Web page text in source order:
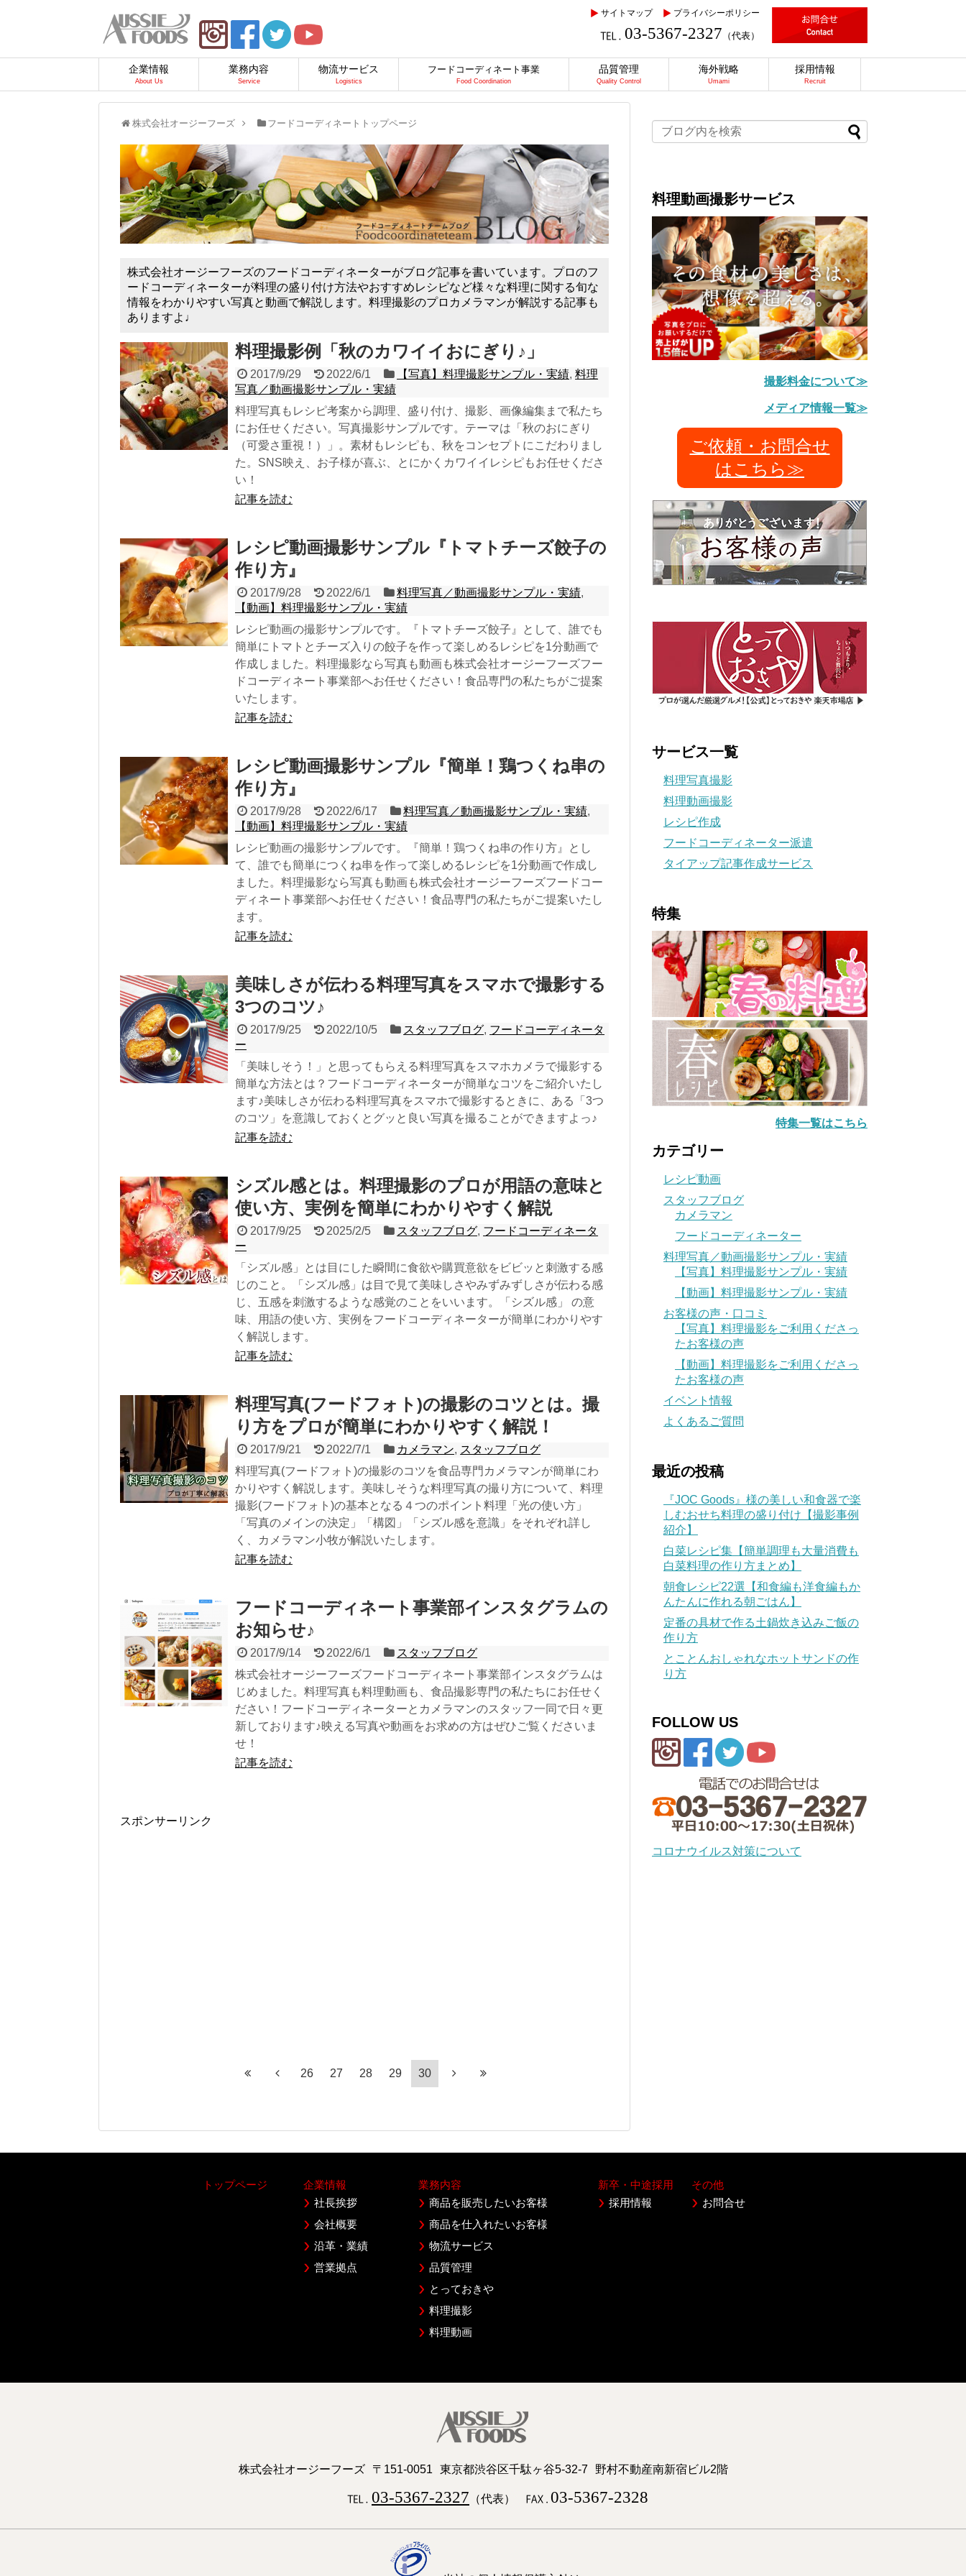
サイトマップ プライバシーポリシー
03-5367-2327 （代表）
企業情報
About Us
業務内容
Service
物流サービス
Logistics
フードコーディネート事業
Food Coordination
品質管理
Quality Control
海外戦略
Umami
採用情報
Recruit
株式会社オージーフーズ フードコーディネートトップページ
株式会社オージーフーズのフードコーディネーターがブログ記事を書いています。プロのフ
ードコーディネーターが料理の盛り付け方法やおすすめレシピなど様々な料理に関する旬な
情報をわかりやすい写真と動画で解説します。料理撮影のプロカメラマンが解説する記事も
ありますよ♩
料理撮影例「秋のカワイイおにぎり♪」
2017/9/29 2022/6/1 【写真】料理撮影サンプル・実績,料理
写真／動画撮影サンプル・実績
料理写真もレシピ考案から調理、盛り付け、撮影、画像編集まで私たち
にお任せください。写真撮影サンプルです。テーマは「秋のおにぎり
（可愛さ重視！）」。素材もレシピも、秋をコンセプトにこだわりまし
た。SNS映え、お子様が喜ぶ、とにかくカワイイレシピもお任せくださ
い！
記事を読む
レシピ動画撮影サンプル『トマトチーズ餃子の
作り方』
2017/9/28 2022/6/1 料理写真／動画撮影サンプル・実績,
【動画】料理撮影サンプル・実績
レシピ動画の撮影サンプルです。『トマトチーズ餃子』として、誰でも
簡単にトマトとチーズ入りの餃子を作って楽しめるレシピを1分動画で
作成しました。料理撮影なら写真も動画も株式会社オージーフーズフー
ドコーディネート事業部へお任せください！食品専門の私たちがご提案
いたします。
記事を読む
レシピ動画撮影サンプル『簡単！鶏つくね串の
作り方』
2017/9/28 2022/6/17 料理写真／動画撮影サンプル・実績,
【動画】料理撮影サンプル・実績
レシピ動画の撮影サンプルです。『簡単！鶏つくね串の作り方』とし
て、誰でも簡単につくね串を作って楽しめるレシピを1分動画で作成し
ました。料理撮影なら写真も動画も株式会社オージーフーズフードコー
ディネート事業部へお任せください！食品専門の私たちがご提案いたし
ます。
記事を読む
美味しさが伝わる料理写真をスマホで撮影する
3つのコツ♪
2017/9/25 2022/10/5 スタッフブログ, フードコーディネータ
ー
「美味しそう！」と思ってもらえる料理写真をスマホカメラで撮影する
簡単な方法とは？フードコーディネーターが簡単なコツをご紹介いたし
ます♪美味しさが伝わる料理写真をスマホで撮影するときに、ある「3つ
のコツ」を意識しておくとグッと良い写真を撮ることができますよっ♪
記事を読む
シズル感とは。料理撮影のプロが用語の意味と
使い方、実例を簡単にわかりやすく解説
2017/9/25 2025/2/5 スタッフブログ, フードコーディネータ
ー
「シズル感」とは目にした瞬間に食欲や購買意欲をビビッと刺激する感
じのこと。「シズル感」は目で見て美味しさやみずみずしさが伝わる感
じ、五感を刺激するような感覚のことをいいます。「シズル感」 の意
味、用語の使い方、実例をフードコーディネーターが簡単にわかりやす
く解説します。
記事を読む
料理写真(フードフォト)の撮影のコツとは。撮
り方をプロが簡単にわかりやすく解説！
2017/9/21 2022/7/1 カメラマン, スタッフブログ
料理写真(フードフォト)の撮影のコツを食品専門カメラマンが簡単にわ
かりやすく解説します。美味しそうな料理写真の撮り方について、料理
撮影(フードフォト)の基本となる４つのポイント料理「光の使い方」
「写真のメインの決定」「構図」「シズル感を意識」をそれぞれ詳し
く、カメラマン小牧が解説いたします。
記事を読む
フードコーディネート事業部インスタグラムの
お知らせ♪
2017/9/14 2022/6/1
スタッフブログ
株式会社オージーフーズフードコーディネート事業部インスタグラムは
じめました。料理写真も料理動画も、食品撮影専門の私たちにお任せく
ださい！フードコーディネーターとカメラマンのスタッフ一同で日々更
新しております♪映える写真や動画をお求めの方はぜひご覧くださいま
せ！
記事を読む
スポンサーリンク
26 27 28 29 30
料理動画撮影サービス
撮影料金について≫
メディア情報一覧≫
ご依頼・お問合せ
はこちら≫
サービス一覧
料理写真撮影
料理動画撮影
レシピ作成
フードコーディネーター派遣
タイアップ記事作成サービス
特集
特集一覧はこちら
カテゴリー
レシピ動画
スタッフブログ
カメラマン
フードコーディネーター
料理写真／動画撮影サンプル・実績
【写真】料理撮影サンプル・実績
【動画】料理撮影サンプル・実績
お客様の声・口コミ
【写真】料理撮影をご利用くださっ
たお客様の声
【動画】料理撮影をご利用くださっ
たお客様の声
イベント情報
よくあるご質問
最近の投稿
『JOC Goods』様の美しい和食器で楽
しむおせち料理の盛り付け【撮影事例
紹介】
白菜レシピ集【簡単調理も大量消費も
白菜料理の作り方まとめ】
朝食レシピ22選【和食編も洋食編もか
んたんに作れる朝ごはん】
定番の具材で作る土鍋炊き込みご飯の
作り方
とことんおしゃれなホットサンドの作
り方
FOLLOW US
コロナウイルス対策について
トップページ
企業情報
社長挨拶
会社概要
沿革・業績
営業拠点
業務内容
商品を販売したいお客様
商品を仕入れたいお客様
物流サービス
品質管理
とっておきや
料理撮影
料理動画
新卒・中途採用
採用情報
その他
お問合せ
株式会社オージーフーズ 〒151-0051 東京都渋谷区千駄ヶ谷5-32-7 野村不動産南新宿ビル2階
03-5367-2327 （代表） 03-5367-2328